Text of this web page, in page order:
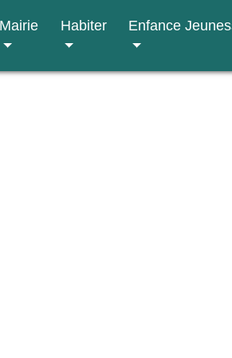
Mairie Habiter Enfance